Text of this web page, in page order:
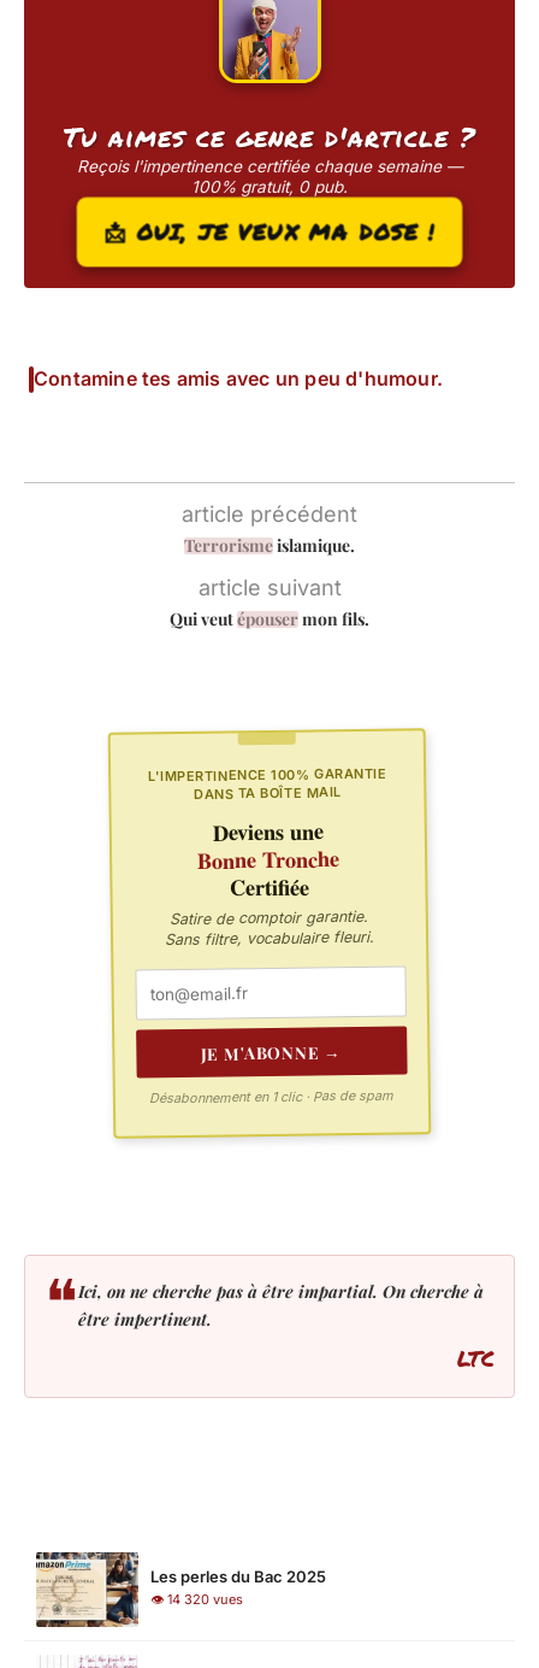
Tu aimes ce genre d'article ?
Reçois l'impertinence certifiée chaque semaine —
100% gratuit, 0 pub.
📩 OUI, JE VEUX MA DOSE !
Contamine tes amis avec un peu d'humour.
article précédent
Terrorismeislamique.
article suivant
Qui veutépousermon fils.
L'IMPERTINENCE 100% GARANTIE
DANS TA BOÎTE MAIL
Deviens une
Bonne Tronche
Certifiée
Satire de comptoir garantie.
Sans filtre, vocabulaire fleuri.
JE M'ABONNE →
Désabonnement en 1 clic · Pas de spam
❝Ici, on ne cherche pas à être impartial. On cherche à
être impertinent.
LTC
Les perles du Bac 2025
👁 14 320 vues